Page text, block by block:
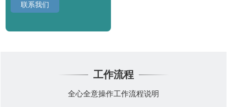
联系我们
工作流程
全心全意操作工作流程说明